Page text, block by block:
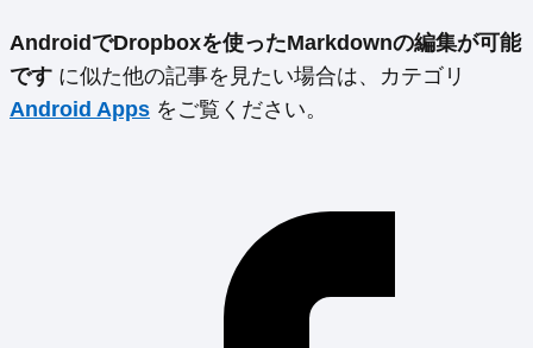
AndroidでDropboxを使ったMarkdownの編集が可能
です に似た他の記事を見たい場合は、カテゴリ
Android Apps をご覧ください。